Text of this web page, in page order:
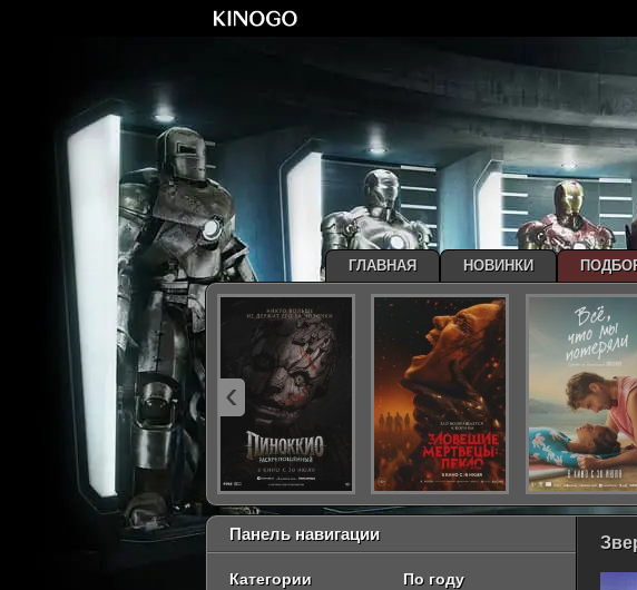
Панель навигации
Категории По году
ГЛАВНАЯ НОВИНКИ
‹